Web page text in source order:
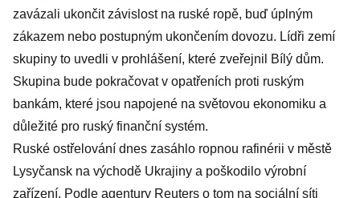
zavázali ukončit závislost na ruské ropě, buď úplným
zákazem nebo postupným ukončením dovozu. Lídři zemí
skupiny to uvedli v prohlášení, které zveřejnil Bílý dům.
Skupina bude pokračovat v opatřeních proti ruským
bankám, které jsou napojené na světovou ekonomiku a
důležité pro ruský finanční systém.
Ruské ostřelování dnes zasáhlo ropnou rafinérii v městě
Lysyčansk na východě Ukrajiny a poškodilo výrobní
zařízení. Podle agentury Reuters o tom na sociální síti